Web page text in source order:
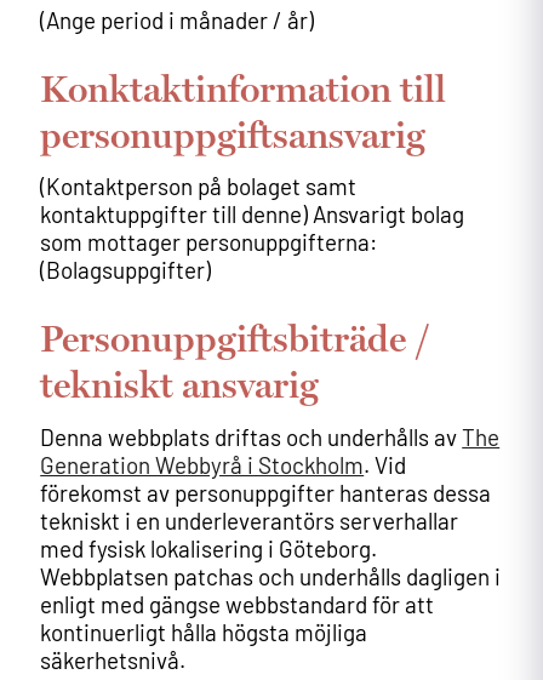
(Ange period i månader / år)
Konktaktinformation till
personuppgiftsansvarig
(Kontaktperson på bolaget samt
kontaktuppgifter till denne) Ansvarigt bolag
som mottager personuppgifterna:
(Bolagsuppgifter)
Personuppgiftsbiträde /
tekniskt ansvarig
Denna webbplats driftas och underhålls avThe
Generation Webbyrå i Stockholm. Vid
förekomst av personuppgifter hanteras dessa
tekniskt i en underleverantörs serverhallar
med fysisk lokalisering i Göteborg.
Webbplatsen patchas och underhålls dagligen i
enligt med gängse webbstandard för att
kontinuerligt hålla högsta möjliga
säkerhetsnivå.